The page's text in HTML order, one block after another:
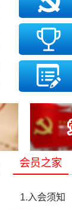
会员之家
1.入会须知